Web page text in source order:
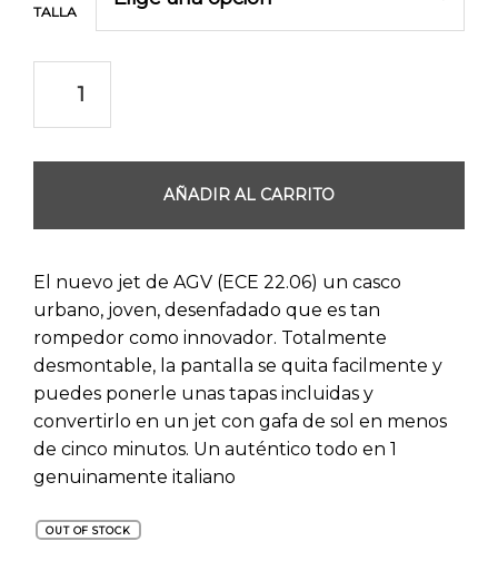
TALLA
AÑADIR AL CARRITO
El nuevo jet de AGV (ECE 22.06) un casco
urbano, joven, desenfadado que es tan
rompedor como innovador. Totalmente
desmontable, la pantalla se quita facilmente y
puedes ponerle unas tapas incluidas y
convertirlo en un jet con gafa de sol en menos
de cinco minutos. Un auténtico todo en 1
genuinamente italiano
OUT OF STOCK